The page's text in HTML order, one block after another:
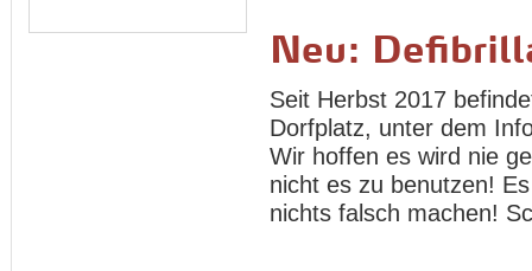
Neu:
Seit Herbst 2017
Dorfplatz, unter dem
Wir hoffen es wird nie
nicht es zu benutzen!
nichts falsch machen!